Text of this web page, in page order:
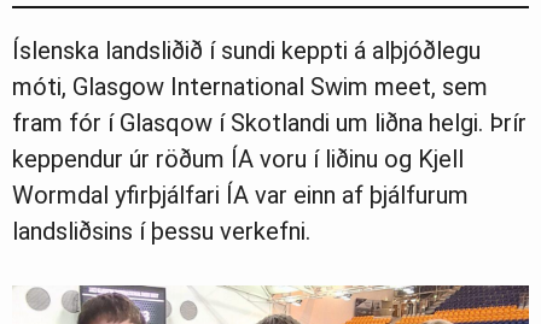
Íslenska landsliðið í sundi keppti á alþjóðlegu
móti, Glasgow International Swim meet, sem
fram fór í Glasqow í Skotlandi um liðna helgi. Þrír
keppendur úr röðum ÍA voru í liðinu og Kjell
Wormdal yfirþjálfari ÍA var einn af þjálfurum
landsliðsins í þessu verkefni.